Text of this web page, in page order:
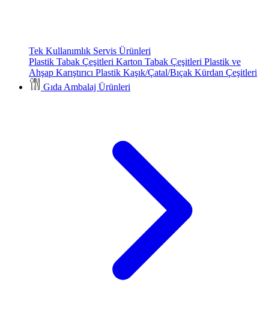
Tek Kullanımlık Servis Ürünleri
Plastik Tabak Çeşitleri Karton Tabak Çeşitleri Plastik ve
Ahşap Karıştırıcı Plastik Kaşık/Çatal/Bıçak Kürdan Çeşitleri
Gıda Ambalaj Ürünleri